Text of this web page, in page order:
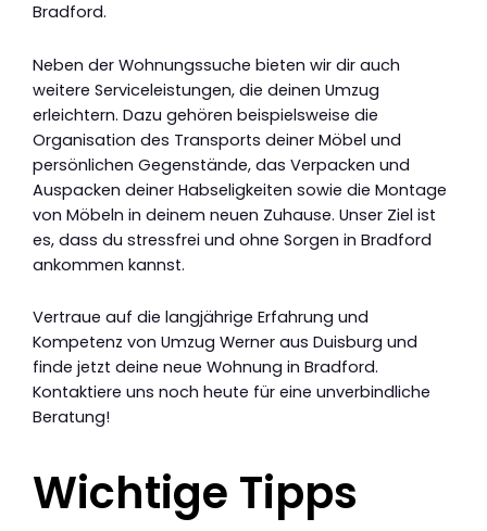
Bradford.
Neben der Wohnungssuche bieten wir dir auch
weitere Serviceleistungen, die deinen Umzug
erleichtern. Dazu gehören beispielsweise die
Organisation des Transports deiner Möbel und
persönlichen Gegenstände, das Verpacken und
Auspacken deiner Habseligkeiten sowie die Montage
von Möbeln in deinem neuen Zuhause. Unser Ziel ist
es, dass du stressfrei und ohne Sorgen in Bradford
ankommen kannst.
Vertraue auf die langjährige Erfahrung und
Kompetenz von Umzug Werner aus Duisburg und
finde jetzt deine neue Wohnung in Bradford.
Kontaktiere uns noch heute für eine unverbindliche
Beratung!
Wichtige Tipps